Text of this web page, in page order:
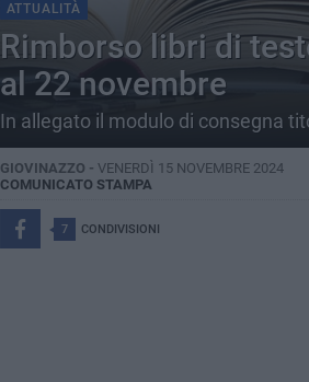
ATTUALITÀ
Rimborso libri di
al 22 novembre
In allegato il modulo di consegna
GIOVINAZZO - VENERDÌ 15 NOVEMBRE 2024
COMUNICATO STAMPA
7 CONDIVISIONI